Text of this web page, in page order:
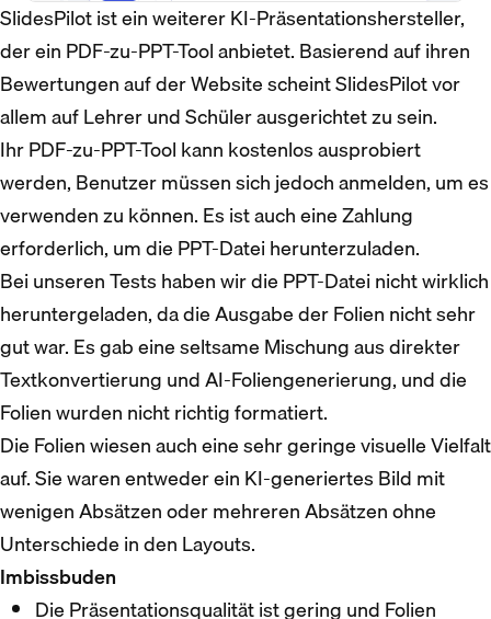
SlidesPilot ist ein weiterer KI-Präsentationshersteller,
der ein PDF-zu-PPT-Tool anbietet. Basierend auf ihren
Bewertungen auf der Website scheint SlidesPilot vor
allem auf Lehrer und Schüler ausgerichtet zu sein.
Ihr PDF-zu-PPT-Tool kann kostenlos ausprobiert
werden, Benutzer müssen sich jedoch anmelden, um es
verwenden zu können. Es ist auch eine Zahlung
erforderlich, um die PPT-Datei herunterzuladen.
Bei unseren Tests haben wir die PPT-Datei nicht wirklich
heruntergeladen, da die Ausgabe der Folien nicht sehr
gut war. Es gab eine seltsame Mischung aus direkter
Textkonvertierung und AI-Foliengenerierung, und die
Folien wurden nicht richtig formatiert.
Die Folien wiesen auch eine sehr geringe visuelle Vielfalt
auf. Sie waren entweder ein KI-generiertes Bild mit
wenigen Absätzen oder mehreren Absätzen ohne
Unterschiede in den Layouts.
Imbissbuden
Die Präsentationsqualität ist gering und Folien